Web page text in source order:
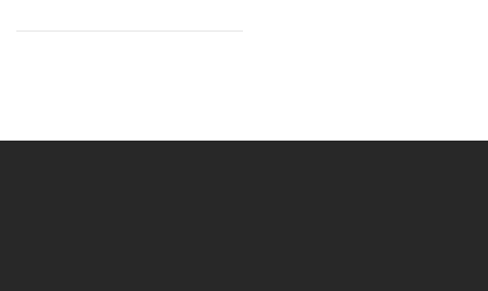
[eBook]